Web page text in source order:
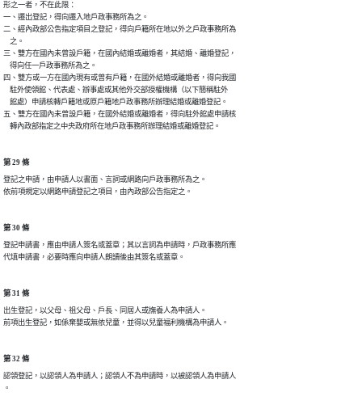
形之一者，不在此限：
一、遷出登記，得向遷入地戶政事務所為之。
二、經內政部公告指定項目之登記，得向戶籍所在地以外之戶政事務所為
    之。
三、雙方在國內未曾設戶籍，在國內結婚或離婚者，其結婚、離婚登記，
    得向任一戶政事務所為之。
四、雙方或一方在國內現有或曾有戶籍，在國外結婚或離婚者，得向我國
    駐外使領館、代表處、辦事處或其他外交部授權機構（以下簡稱駐外
    館處）申請核轉戶籍地或原戶籍地戶政事務所辦理結婚或離婚登記。
五、雙方在國內未曾設戶籍，在國外結婚或離婚者，得向駐外館處申請核
    轉內政部指定之中央政府所在地戶政事務所辦理結婚或離婚登記。
第 29 條
登記之申請，由申請人以書面、言詞或網路向戶政事務所為之。
依前項規定以網路申請登記之項目，由內政部公告指定之。
第 30 條
登記申請書，應由申請人簽名或蓋章；其以言詞為申請時，戶政事務所應
代填申請書，必要時應向申請人朗讀後由其簽名或蓋章。
第 31 條
出生登記，以父母、祖父母、戶長、同居人或撫養人為申請人。
前項出生登記，如係棄嬰或無依兒童，並得以兒童福利機構為申請人。
第 32 條
認領登記，以認領人為申請人；認領人不為申請時，以被認領人為申請人
。